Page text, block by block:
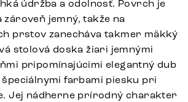
údržba a odolnosť. Povrch je
jemný, takže na
prstov zanecháva takmer mäkký
stolová doska žiari jemnými
pripomínajúcimi elegantný dub
farbami piesku pri
Jej nádherne prírodný charakter